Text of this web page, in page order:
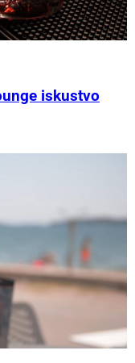
iskustvo